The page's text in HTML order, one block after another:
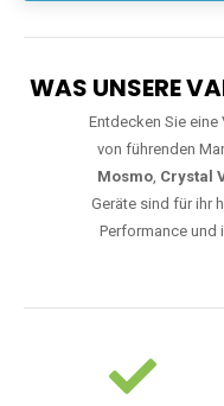
WAS UNSERE
Entdecken Sie eine
von führenden
Mosmo, Crystal
Geräte sind für ihr
Performance und